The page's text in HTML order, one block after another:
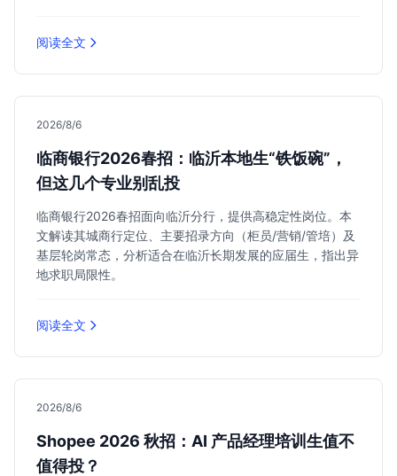
阅读全文
2026/8/6
临商银行2026春招：临沂本地生“铁饭碗”，
但这几个专业别乱投
临商银行2026春招面向临沂分行，提供高稳定性岗位。本
文解读其城商行定位、主要招录方向（柜员/营销/管培）及
基层轮岗常态，分析适合在临沂长期发展的应届生，指出异
地求职局限性。
阅读全文
2026/8/6
Shopee 2026 秋招：AI 产品经理培训生值不
值得投？